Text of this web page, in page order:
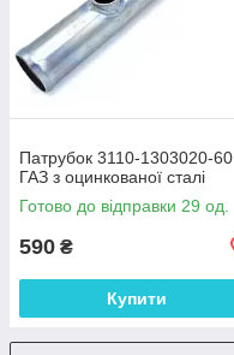
Патрубок 3110-1303020-60
ГАЗ з оцинкованої сталі
Готово до відправки 29 од.
590 ₴
Купити